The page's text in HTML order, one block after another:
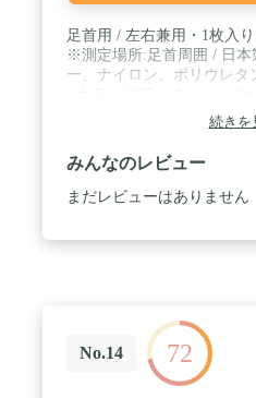
足首用 / 左右兼用・1枚入
※測定場所:足首周囲 / 日本
ー、ナイロン、ポリウレタ
続きを
みんなのレビュー
まだレビューはありません
No.14 72